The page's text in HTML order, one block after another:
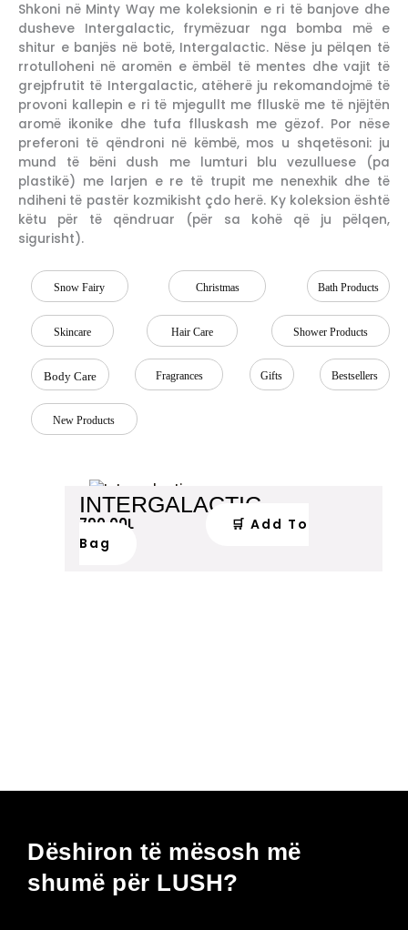
Shkoni në Minty Way me koleksionin e ri të banjove dhe
dusheve Intergalactic, frymëzuar nga bomba më e
shitur e banjës në botë, Intergalactic. Nëse ju pëlqen të
rrotulloheni në aromën e ëmbël të mentes dhe vajit të
grejpfrutit të Intergalactic, atëherë ju rekomandojmë të
provoni kallepin e ri të mjegullt me flluskë me të njëjtën
aromë ikonike dhe tufa flluskash me gëzof. Por nëse
preferoni të qëndroni në këmbë, mos u shqetësoni: ju
mund të bëni dush me lumturi blu vezulluese (pa
plastikë) me larjen e re të trupit me nenexhik dhe të
ndiheni të pastër kozmikisht çdo herë. Ky koleksion është
këtu për të qëndruar (për sa kohë që ju pëlqen,
sigurisht).
Snow Fairy Christmas Bath Products
Skincare Hair Care Shower Products
Body Care Fragrances Gifts Bestsellers
New Products
INTERGALACTIC
790.00L
🛒 Add To
Bag
Dëshiron të mësosh më
shumë për LUSH?